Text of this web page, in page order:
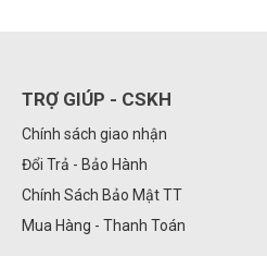
TRỢ GIÚP - CSKH
Chính sách giao nhận
Đổi Trả - Bảo Hành
Chính Sách Bảo Mật TT
Mua Hàng - Thanh Toán